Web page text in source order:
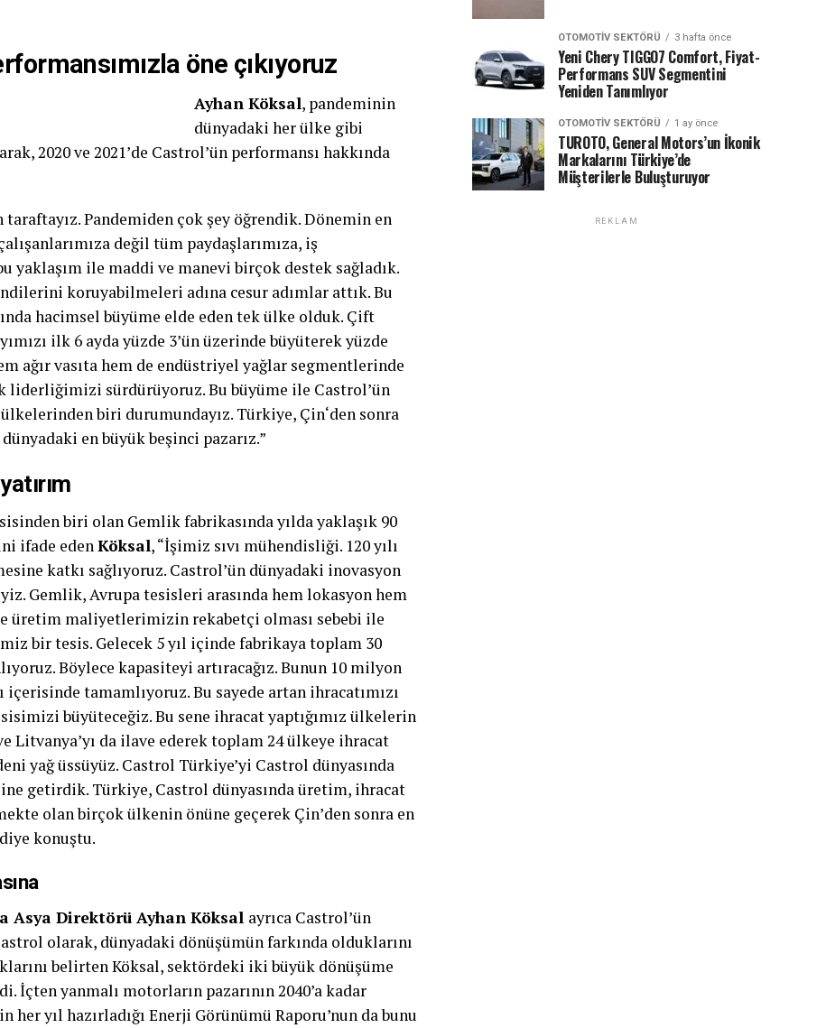
öne çıkıyoruz
Ayhan Köksal, pandeminin
dünyadaki her ülke gibi
2020 ve 2021’de Castrol’ün performansı hakkında
Pandemiden çok şey öğrendik. Dönemin en
değil tüm paydaşlarımıza, iş
yaklaşım ile maddi ve manevi birçok destek sağladık.
koruyabilmeleri adına cesur adımlar attık. Bu
hacimsel büyüme elde eden tek ülke olduk. Çift
ilk 6 ayda yüzde 3’ün üzerinde büyüterek yüzde
ağır vasıta hem de endüstriyel yağlar segmentlerinde
liderliğimizi sürdürüyoruz. Bu büyüme ile Castrol’ün
biri durumundayız. Türkiye, Çin‘den sonra
en büyük beşinci pazarız.”
biri olan Gemlik fabrikasında yılda yaklaşık 90
ifade edenKöksal, “İşimiz sıvı mühendisliği. 120 yılı
katkı sağlıyoruz. Castrol’ün dünyadaki inovasyon
Gemlik, Avrupa tesisleri arasında hem lokasyon hem
üretim maliyetlerimizin rekabetçi olması sebebi ile
bir tesis. Gelecek 5 yıl içinde fabrikaya toplam 30
Böylece kapasiteyi artıracağız. Bunun 10 milyon
içerisinde tamamlıyoruz. Bu sayede artan ihracatımızı
büyüteceğiz. Bu sene ihracat yaptığımız ülkelerin
Litvanya’yı da ilave ederek toplam 24 ülkeye ihracat
yağ üssüyüz. Castrol Türkiye’yi Castrol dünyasında
getirdik. Türkiye, Castrol dünyasında üretim, ihracat
olan birçok ülkenin önüne geçerek Çin’den sonra en
konuştu.
Asya Direktörü Ayhan Köksal ayrıca Castrol’ün
olarak, dünyadaki dönüşümün farkında olduklarını
belirten Köksal, sektördeki iki büyük dönüşüme
yanmalı motorların pazarının 2040’a kadar
her yıl hazırladığı Enerji Görünümü Raporu’nun da bunu
OTOMOTIV SEKTÖRÜ 3 hafta önce
Yeni Chery TIGGO7 Comfort, Fiyat-
Performans SUV Segmentini
Yeniden Tanımlıyor
OTOMOTIV SEKTÖRÜ 1 ay önce
TUROTO, General Motors’un İkonik
Markalarını Türkiye’de
Müşterilerle Buluşturuyor
REKLAM